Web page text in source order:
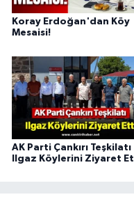
Koray Erdoğan'dan Köy
Mesaisi!
AK Parti Çankırı Teşkilatı
Ilgaz Köylerini Ziyaret